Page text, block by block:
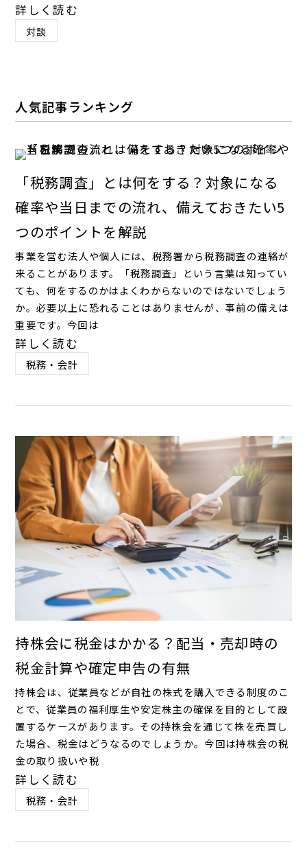
詳しく読む
対談
人気記事ランキング
「税務調査」とは何をする？対象になる
確率や当日までの流れ、備えておきたい5
つのポイントを解説
事業を営む法人や個人には、税務署から税務調査の連絡が
来ることがあります。「税務調査」という言葉は知ってい
ても、何をするのかはよくわからないのではないでしょう
か。必要以上に恐れることはありませんが、事前の備えは
重要です。今回は
詳しく読む
税務・会計
持株会に税金はかかる？配当・売却時の
税金計算や確定申告の有無
持株会は、従業員などが自社の株式を購入できる制度のこ
とで、従業員の福利厚生や安定株主の確保を目的として設
置するケースがあります。その持株会を通じて株を売買し
た場合、税金はどうなるのでしょうか。今回は持株会の税
金の取り扱いや税
詳しく読む
税務・会計